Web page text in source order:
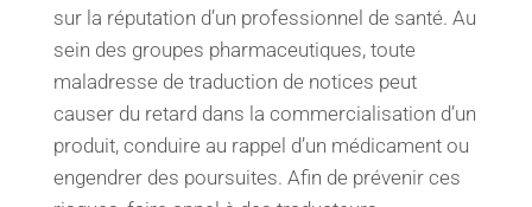
sur la réputation d’un professionnel de santé. Au
sein des groupes pharmaceutiques, toute
maladresse de traduction de notices peut
causer du retard dans la commercialisation d’un
produit, conduire au rappel d’un médicament ou
engendrer des poursuites. Afin de prévenir ces